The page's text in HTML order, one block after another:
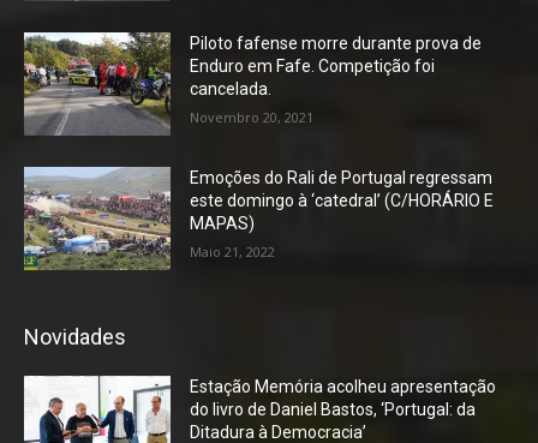
Piloto fafense morre durante prova de
Enduro em Fafe. Competição foi
cancelada.
Novembro 20, 2021
Emoções do Rali de Portugal regressam
este domingo à ‘catedral’ (C/HORÁRIO E
MAPAS)
Maio 21, 2022
Novidades
Estação Memória acolheu apresentação
do livro de Daniel Bastos, ‘Portugal: da
Ditadura à Democracia’